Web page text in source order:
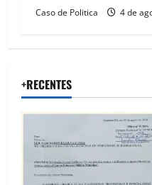
Caso de Politica 4 de
+RECENTES